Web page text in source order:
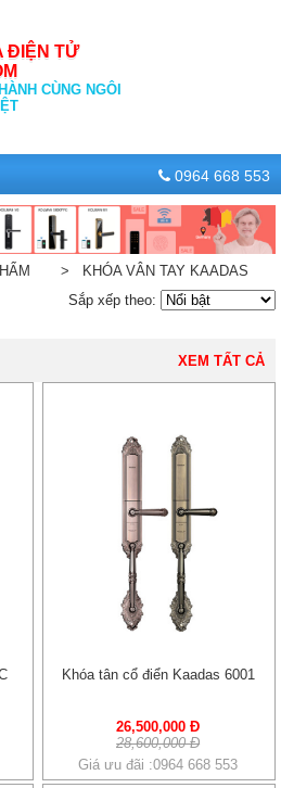
ĐIỆN TỬ
CÙNG NGÔI
0964 668 553
> KHÓA VÂN TAY KAADAS
Sắp xếp theo:
XEM TẤT CẢ
Khóa tân cổ điển Kaadas 6001
26,500,000 Đ
28,600,000 Đ
Giá ưu đãi :0964 668 553